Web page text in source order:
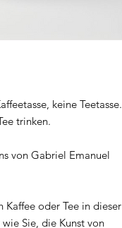
keine Teetasse.
trinken.
von Gabriel Emanuel
Kaffee oder Tee in dieser
wie Sie, die Kunst von